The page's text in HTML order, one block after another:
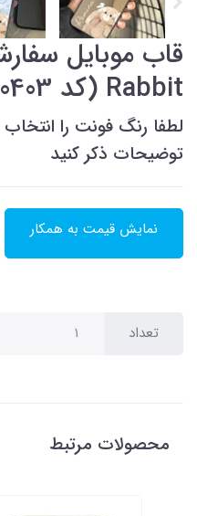
قاب موبایل
Rabbit (کد 0403)
لطفا رنگ فونت را
توضیحات ذکر کنید
نمایش قیمت به همکار
تعداد
محصولات مرتبط